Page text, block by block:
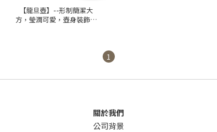
【龍旦壺】--形制簡潔大
方，瑩潤可愛，壺身裝飾刻
1
關於我們
公司背景